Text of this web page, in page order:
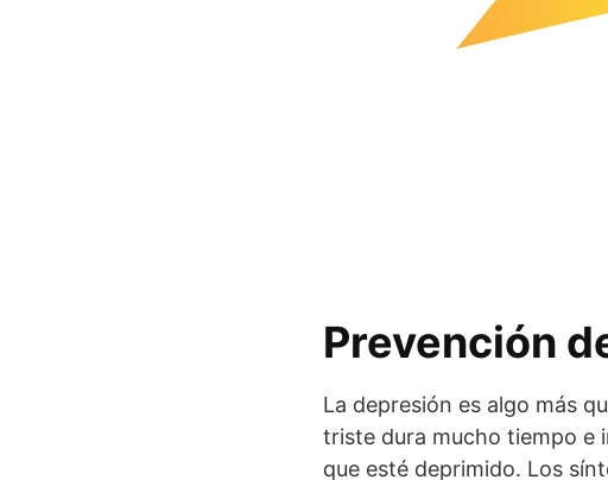
Prevención
La depresión es algo más
triste dura mucho tiempo e
que esté deprimido. Los